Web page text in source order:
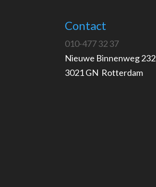
Contact
010-477 32 37
Nieuwe Binnenweg 232
3021 GN Rotterdam